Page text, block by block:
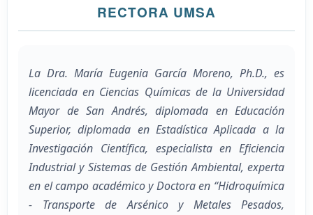
RECTORA UMSA
La Dra. María Eugenia García Moreno, Ph.D., es
licenciada en Ciencias Químicas de la Universidad
Mayor de San Andrés, diplomada en Educación
Superior, diplomada en Estadística Aplicada a la
Investigación Científica, especialista en Eficiencia
Industrial y Sistemas de Gestión Ambiental, experta
en el campo académico y Doctora en “Hidroquímica
- Transporte de Arsénico y Metales Pesados,